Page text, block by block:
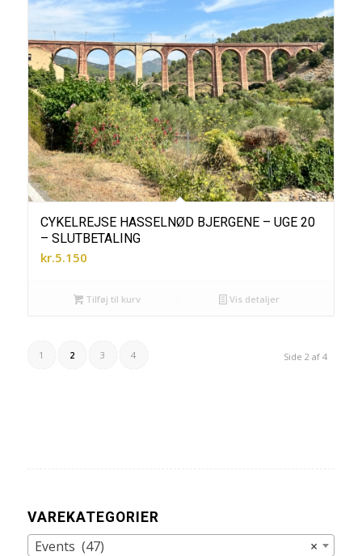
CYKELREJSE HASSELNØD BJERGENE – UGE 20
– SLUTBETALING
kr.5.150
Tilføj til kurv Vis detaljer
Side 2 af 4
1 2 3 4
VAREKATEGORIER
×
Events (47)